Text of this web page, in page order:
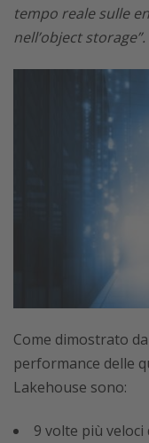
tempo reale sulle
nell’object storage”.
Come dimostrato
performance delle
Lakehouse sono:
9 volte più